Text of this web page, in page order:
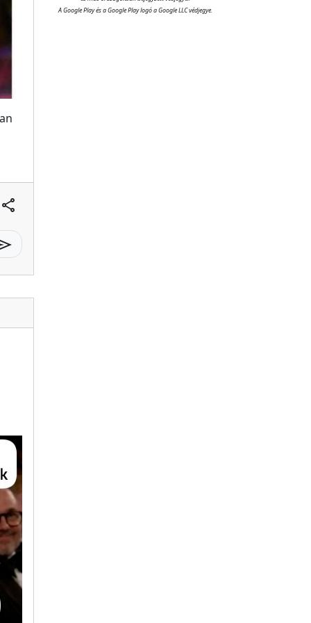
share
A Google Play és a Google Play logó a Google LLC védjegye.